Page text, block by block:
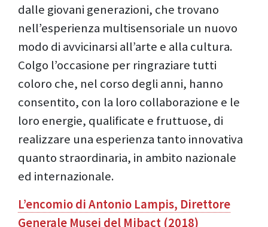
dalle giovani generazioni, che trovano
nell’esperienza multisensoriale un nuovo
modo di avvicinarsi all’arte e alla cultura.
Colgo l’occasione per ringraziare tutti
coloro che, nel corso degli anni, hanno
consentito, con la loro collaborazione e le
loro energie, qualificate e fruttuose, di
realizzare una esperienza tanto innovativa
quanto straordinaria, in ambito nazionale
ed internazionale.
L’encomio di Antonio Lampis, Direttore
Generale Musei del Mibact (2018)